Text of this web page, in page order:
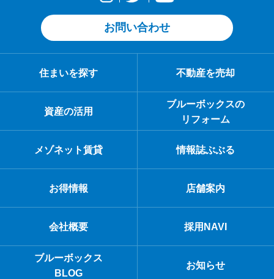
お問い合わせ
住まいを探す 不動産を売却
資産の活用
ブルーボックスの
リフォーム
メゾネット賃貸 情報誌ぶぶる
お得情報 店舗案内
会社概要 採用NAVI
ブルーボックス
BLOG
お知らせ